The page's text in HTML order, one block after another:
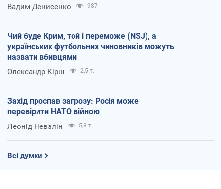
Вадим Денисенко 987
Чий буде Крим, той і переможе (NSJ), а
українських футбольних чиновників можуть
назвати вбивцями
Олександр Кірш 2,5 т.
Захід проспав загрозу: Росія може
перевірити НАТО війною
Леонід Невзлін 5,8 т.
Всі думки